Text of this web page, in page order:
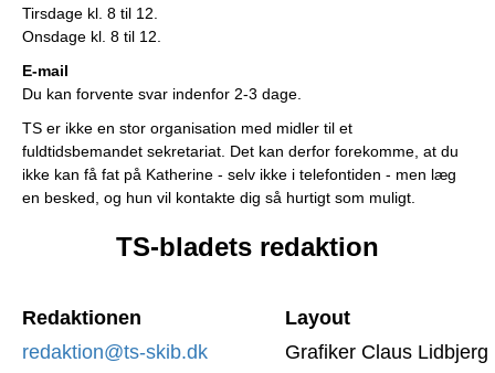
Tirsdage kl. 8 til 12.
Onsdage kl. 8 til 12.
E-mail
Du kan forvente svar indenfor 2-3 dage.
TS er ikke en stor organisation med midler til et
fuldtidsbemandet sekretariat. Det kan derfor forekomme, at du
ikke kan få fat på Katherine - selv ikke i telefontiden - men læg
en besked, og hun vil kontakte dig så hurtigt som muligt.
TS-bladets redaktion
Redaktionen
redaktion@ts-skib.dk
Layout
Grafiker Claus Lidbjerg